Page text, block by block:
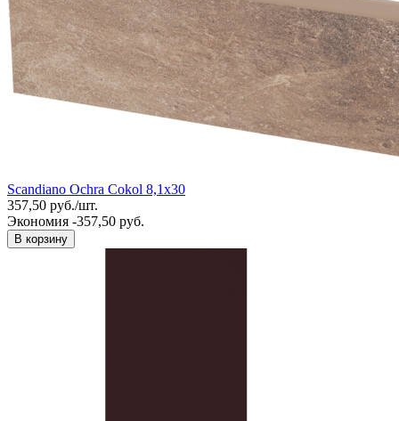
Scandiano Ochra Cokol 8,1x30
357,50 руб./шт.
Экономия -357,50 руб.
В корзину